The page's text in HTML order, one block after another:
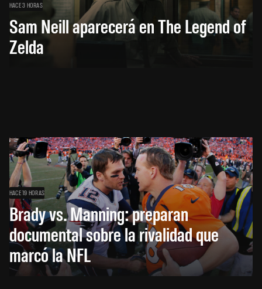
HACE 3 HORAS
Sam Neill aparecerá en The Legend of
Zelda
HACE 19 HORAS
Brady vs. Manning: preparan
documental sobre la rivalidad que
marcó la NFL